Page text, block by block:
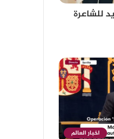
للشاعرة
اخبار العالم